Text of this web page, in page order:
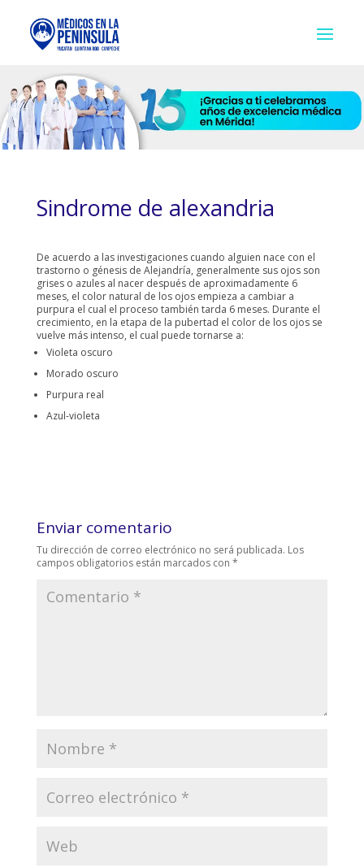
Sindrome de alexandria
De acuerdo a las investigaciones cuando alguien nace con el
trastorno o génesis de Alejandría, generalmente sus ojos son
grises o azules al nacer después de aproximadamente 6
meses, el color natural de los ojos empieza a cambiar a
purpura el cual el proceso también tarda 6 meses. Durante el
crecimiento, en la etapa de la pubertad el color de los ojos se
vuelve más intenso, el cual puede tornarse a:
Violeta oscuro
Morado oscuro
Purpura real
Azul-violeta
Enviar comentario
Tu dirección de correo electrónico no será publicada. Los
campos obligatorios están marcados con *